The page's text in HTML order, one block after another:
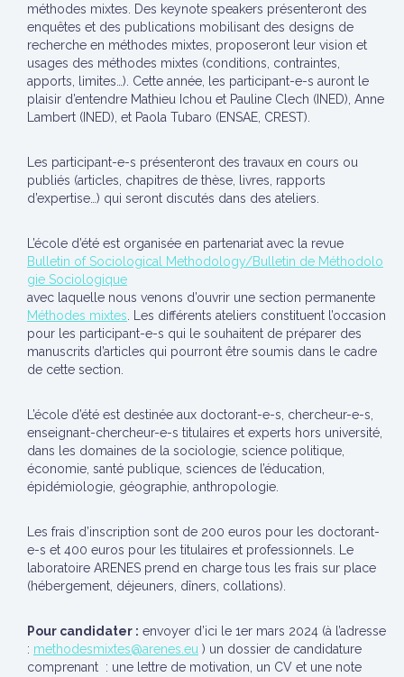
méthodes mixtes. Des keynote speakers présenteront des
enquêtes et des publications mobilisant des designs de
recherche en méthodes mixtes, proposeront leur vision et
usages des méthodes mixtes (conditions, contraintes,
apports, limites…). Cette année, les participant-e-s auront le
plaisir d’entendre Mathieu Ichou et Pauline Clech (INED), Anne
Lambert (INED), et Paola Tubaro (ENSAE, CREST).
Les participant-e-s présenteront des travaux en cours ou
publiés (articles, chapitres de thèse, livres, rapports
d’expertise…) qui seront discutés dans des ateliers.
L’école d’été est organisée en partenariat avec la revue
Bulletin of Sociological Methodology/Bulletin de Méthodolo
gie Sociologique
avec laquelle nous venons d’ouvrir une section permanente
Méthodes mixtes . Les différents ateliers constituent l’occasion
pour les participant-e-s qui le souhaitent de préparer des
manuscrits d’articles qui pourront être soumis dans le cadre
de cette section.
L’école d’été est destinée aux doctorant-e-s, chercheur-e-s,
enseignant-chercheur-e-s titulaires et experts hors université,
dans les domaines de la sociologie, science politique,
économie, santé publique, sciences de l’éducation,
épidémiologie, géographie, anthropologie.
Les frais d’inscription sont de 200 euros pour les doctorant-
e-s et 400 euros pour les titulaires et professionnels. Le
laboratoire ARENES prend en charge tous les frais sur place
(hébergement, déjeuners, dîners, collations).
Pour candidater : envoyer d’ici le 1er mars 2024 (à l’adresse
: methodesmixtes@arenes.eu ) un dossier de candidature
comprenant : une lettre de motivation, un CV et une note